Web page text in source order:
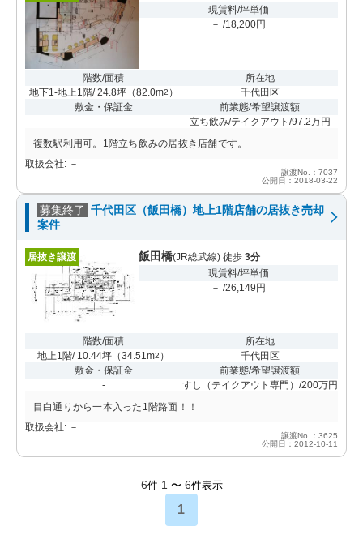
現賃料/坪単価
－ /18,200円
階数/面積
地下1-地上1階/ 24.8坪（82.0m2 ）
所在地
千代田区
敷金・保証金
-
前業態/希望譲渡額
立ち飲み/テイクアウト/97.2万円
複数駅利用可。1階立ち飲みの居抜き店舗です。
取扱会社: －
譲渡No.：7037
公開日：2018-03-22
募集終了 千代田区（飯田橋）地上1階店舗の居抜き売却
案件
居抜き譲渡 飯田橋(JR総武線) 徒歩 3分
現賃料/坪単価
－ /26,149円
階数/面積
地上1階/ 10.44坪 （34.51m2 ）
所在地
千代田区
敷金・保証金
-
前業態/希望譲渡額
すし（テイクアウト専門）/200万円
目白通りから一本入った1階路面！！
取扱会社: －
譲渡No.：3625
公開日：2012-10-11
6件 1 〜 6件表示
1